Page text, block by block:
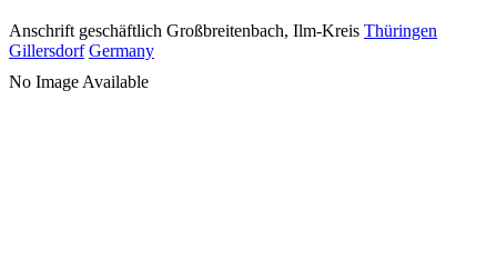
Anschrift geschäftlich Großbreitenbach, Ilm-Kreis Thüringen
Gillersdorf Germany
No Image Available